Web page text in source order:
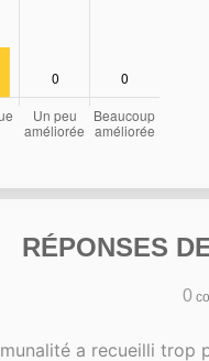
RÉPONSES
0
a recueilli